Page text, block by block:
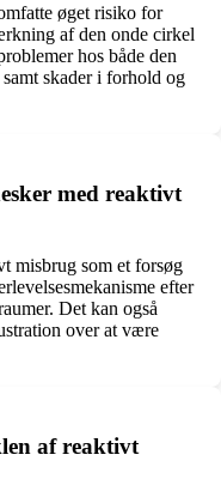
øget risiko for
af den onde cirkel
hos både den
skader i forhold og
med reaktivt
misbrug som et forsøg
efter
Det kan også
over at være
af reaktivt